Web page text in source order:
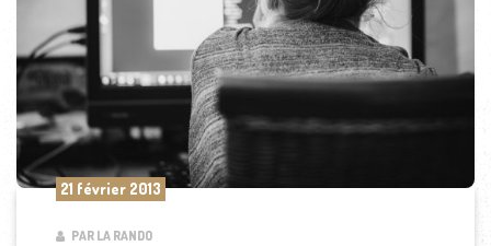
21 février 2013
PAR LA RANDO